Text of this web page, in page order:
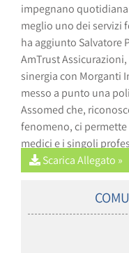
impegnano
meglio uno dei servizi
ha aggiunto Salvatore
AmTrust
sinergia con Morganti
messo a punto una
Assomed che,
fenomeno, ci
medici e i singoli
Scarica Allegato »